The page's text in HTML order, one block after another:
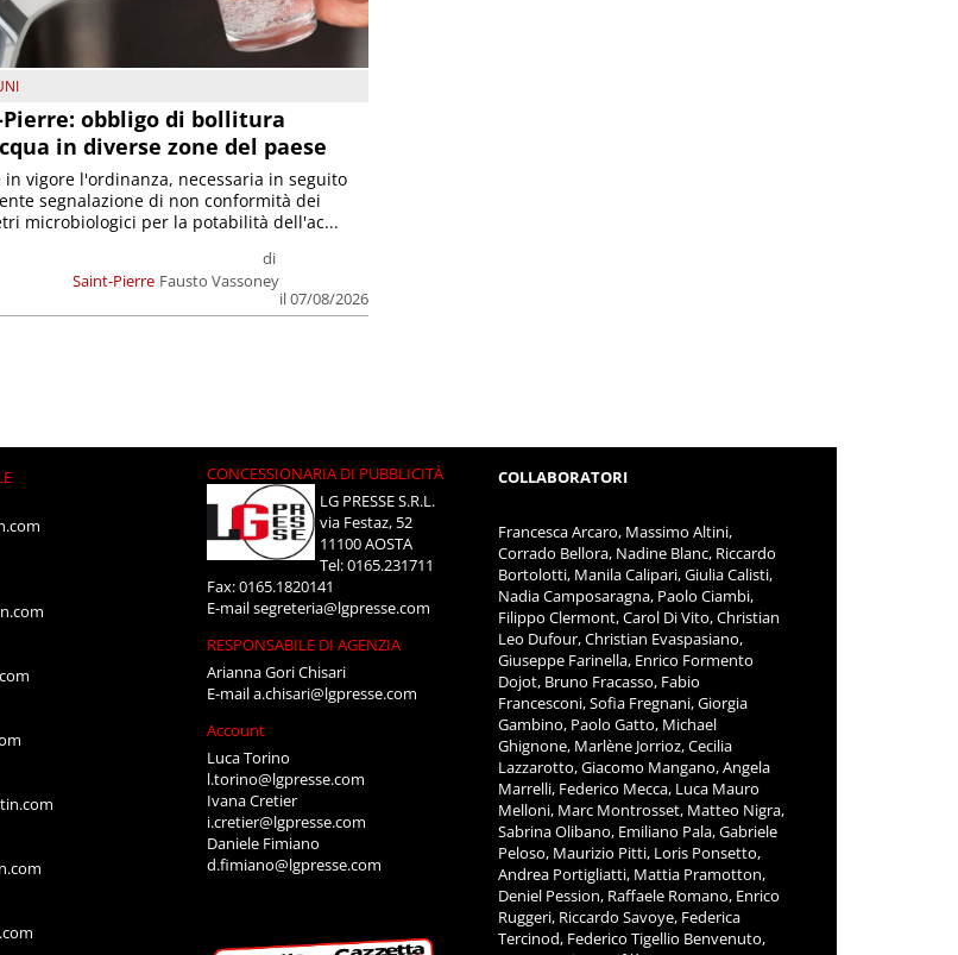
obbligo di bollitura
in diverse zone del paese
Saint-Pierre
di
Fausto Vassoney
il 07/08/2026
in vigore l'ordinanza, necessaria in seguito
segnalazione di non conformità dei
microbiologici per la potabilità dell'ac...
CONCESSIONARIA DI PUBBLICITÀ
LG PRESSE S.R.L.
via Festaz, 52
11100 AOSTA
Tel: 0165.231711
Fax: 0165.1820141
E-mailsegreteria@lgpresse.com
RESPONSABILE DI AGENZIA
Arianna Gori Chisari
E-maila.chisari@lgpresse.com
Account
Luca Torino
l.torino@lgpresse.com
Ivana Cretier
i.cretier@lgpresse.com
Daniele Fimiano
d.fimiano@lgpresse.com
COLLABORATORI
Francesca Arcaro, Massimo Altini,
Corrado Bellora, Nadine Blanc, Riccardo
Bortolotti, Manila Calipari, Giulia Calisti,
Nadia Camposaragna, Paolo Ciambi,
Filippo Clermont, Carol Di Vito, Christian
Leo Dufour, Christian Evaspasiano,
Giuseppe Farinella, Enrico Formento
Dojot, Bruno Fracasso, Fabio
Francesconi, Sofia Fregnani, Giorgia
Gambino, Paolo Gatto, Michael
Ghignone, Marlène Jorrioz, Cecilia
Lazzarotto, Giacomo Mangano, Angela
Marrelli, Federico Mecca, Luca Mauro
Melloni, Marc Montrosset, Matteo Nigra,
Sabrina Olibano, Emiliano Pala, Gabriele
Peloso, Maurizio Pitti, Loris Ponsetto,
Andrea Portigliatti, Mattia Pramotton,
Deniel Pession, Raffaele Romano, Enrico
Ruggeri, Riccardo Savoye, Federica
Tercinod, Federico Tigellio Benvenuto,